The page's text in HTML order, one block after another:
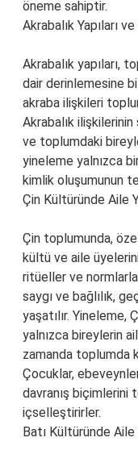
öneme sahiptir.
Akrabalık Yapıları
Akrabalık yapıları,
dair derinlemesine
akraba ilişkileri
Akrabalık ilişkilerinin
ve toplumdaki
yineleme yalnızca
kimlik oluşumunun
Çin Kültüründe Aile
Çin toplumunda,
kültü ve aile
ritüeller ve
saygı ve bağlılık,
yaşatılır. Yineleme,
yalnızca bireylerin
zamanda toplumda
Çocuklar,
davranış biçimlerini
içselleştirirler.
Batı Kültüründe